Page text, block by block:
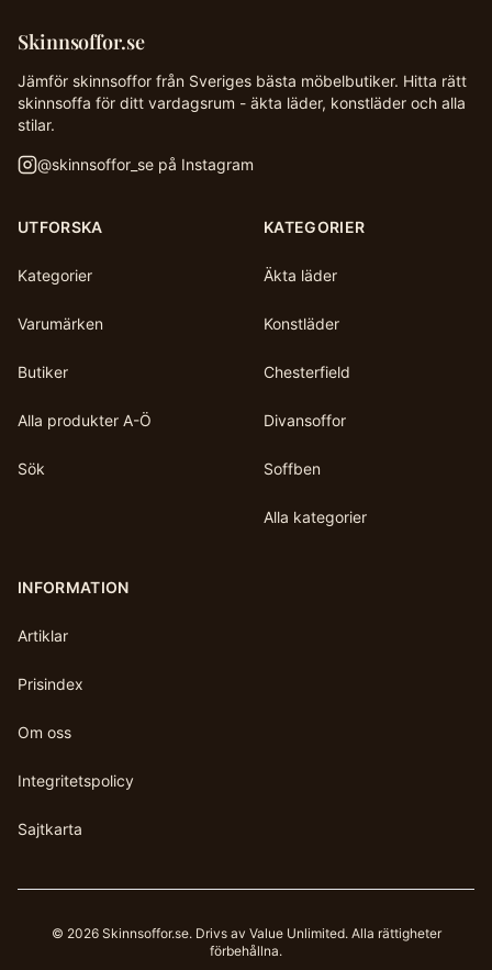
Skinnsoffor.se
Jämför skinnsoffor från Sveriges bästa möbelbutiker. Hitta rätt
skinnsoffa för ditt vardagsrum - äkta läder, konstläder och alla
stilar.
@skinnsoffor_se på Instagram
UTFORSKA
Kategorier
Varumärken
Butiker
Alla produkter A-Ö
Sök
KATEGORIER
Äkta läder
Konstläder
Chesterfield
Divansoffor
Soffben
Alla kategorier
INFORMATION
Artiklar
Prisindex
Om oss
Integritetspolicy
Sajtkarta
© 2026 Skinnsoffor.se. Drivs av Value Unlimited. Alla rättigheter
förbehållna.